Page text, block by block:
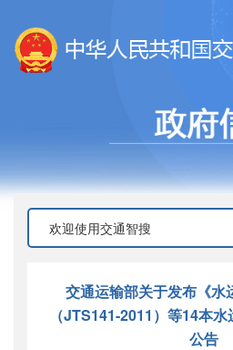
交通运输部关于发布《水
（JTS141-2011）等14本
公告